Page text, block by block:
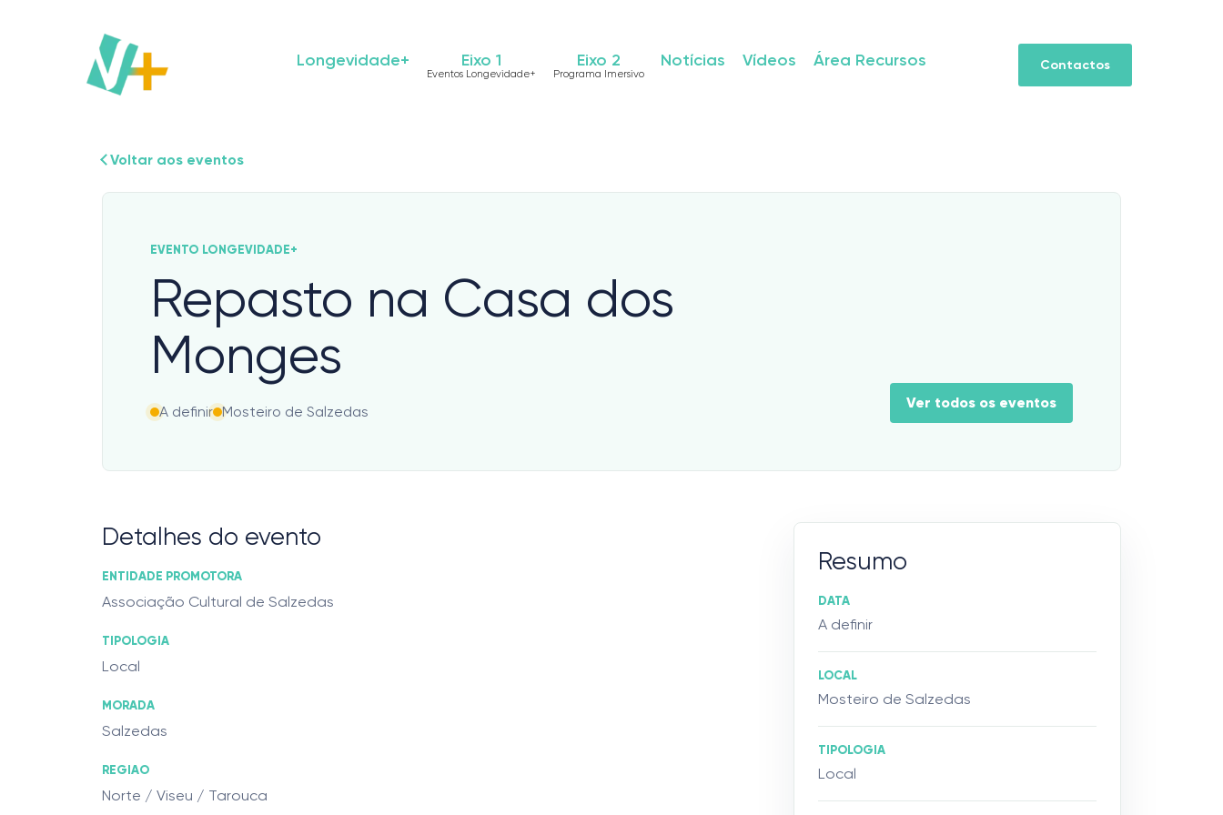
Longevidade+ Eixo 1
Eventos Longevidade+
Eixo 2
Programa Imersivo
Notícias Vídeos Área Recursos Contactos
Voltar aos eventos
EVENTO LONGEVIDADE+
Repasto na Casa dos
Monges
A definir Mosteiro de Salzedas Ver todos os eventos
Detalhes do evento
ENTIDADE PROMOTORA
Associação Cultural de Salzedas
TIPOLOGIA
Local
MORADA
Salzedas
REGIAO
Norte / Viseu / Tarouca
Resumo
DATA
A definir
LOCAL
Mosteiro de Salzedas
TIPOLOGIA
Local